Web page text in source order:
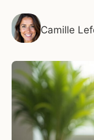
Camille